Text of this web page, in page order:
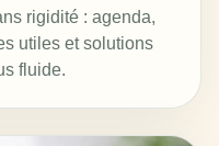
rigidité : agenda,
utiles et solutions
fluide.